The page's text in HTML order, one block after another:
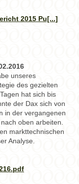
2015 Pu[...]
unseres
des gezielten
hat sich bis
der Dax sich von
in der vergangenen
oben arbeiten.
markttechnischen
Analyse.